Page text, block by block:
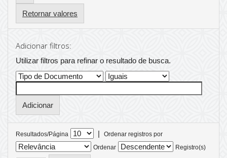
Retornar valores
Adicionar filtros:
Utilizar filtros para refinar o resultado de busca.
Resultados/Página |
Ordenar registros por
Ordenar
Registro(s)